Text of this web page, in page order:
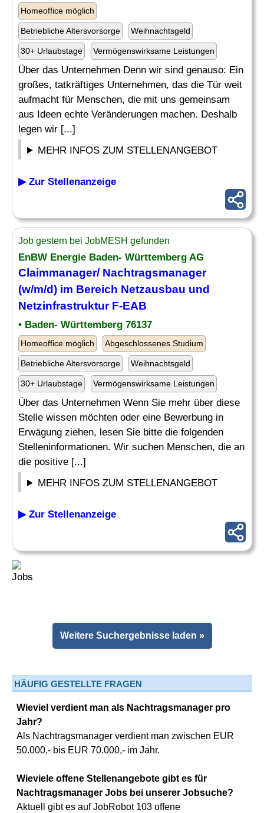
Homeoffice möglich
Betriebliche Altersvorsorge Weihnachtsgeld
30+ Urlaubstage Vermögenswirksame Leistungen
Über das Unternehmen Denn wir sind genauso: Ein
großes, tatkräftiges Unternehmen, das die Tür weit
aufmacht für Menschen, die mit uns gemeinsam
aus Ideen echte Veränderungen machen. Deshalb
legen wir [...]
MEHR INFOS ZUM STELLENANGEBOT
▶ Zur Stellenanzeige
Job gestern bei JobMESH gefunden
EnBW Energie Baden- Württemberg AG
Claimmanager/ Nachtragsmanager
(w/m/d) im Bereich Netzausbau und
Netzinfrastruktur F-EAB
• Baden- Württemberg 76137
Homeoffice möglich Abgeschlossenes Studium
Betriebliche Altersvorsorge Weihnachtsgeld
30+ Urlaubstage Vermögenswirksame Leistungen
Über das Unternehmen Wenn Sie mehr über diese
Stelle wissen möchten oder eine Bewerbung in
Erwägung ziehen, lesen Sie bitte die folgenden
Stelleninformationen. Wir suchen Menschen, die an
die positive [...]
MEHR INFOS ZUM STELLENANGEBOT
▶ Zur Stellenanzeige
Weitere Suchergebnisse laden »
HÄUFIG GESTELLTE FRAGEN
Wieviel verdient man als Nachtragsmanager pro
Jahr?
Als Nachtragsmanager verdient man zwischen EUR
50.000,- bis EUR 70.000,- im Jahr.
Wieviele offene Stellenangebote gibt es für
Nachtragsmanager Jobs bei unserer Jobsuche?
Aktuell gibt es auf JobRobot 103 offene